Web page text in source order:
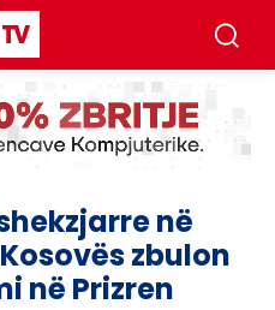
në
zbulon
në Prizren